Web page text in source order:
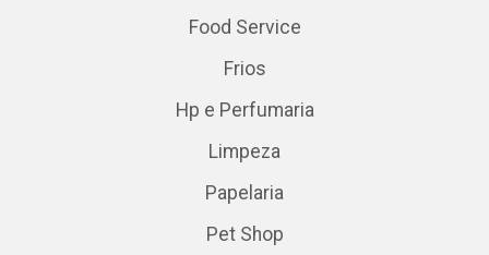
Food Service
Frios
Hp e Perfumaria
Limpeza
Papelaria
Pet Shop